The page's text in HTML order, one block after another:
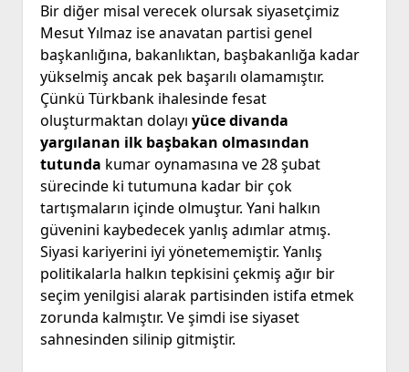
Bir diğer misal verecek olursak siyasetçimiz
Mesut Yılmaz ise anavatan partisi genel
başkanlığına, bakanlıktan, başbakanlığa kadar
yükselmiş ancak pek başarılı olamamıştır.
Çünkü Türkbank ihalesinde fesat
oluşturmaktan dolayı yüce divanda
yargılanan ilk başbakan olmasından
tutunda kumar oynamasına ve 28 şubat
sürecinde ki tutumuna kadar bir çok
tartışmaların içinde olmuştur. Yani halkın
güvenini kaybedecek yanlış adımlar atmış.
Siyasi kariyerini iyi yönetememiştir. Yanlış
politikalarla halkın tepkisini çekmiş ağır bir
seçim yenilgisi alarak partisinden istifa etmek
zorunda kalmıştır. Ve şimdi ise siyaset
sahnesinden silinip gitmiştir.